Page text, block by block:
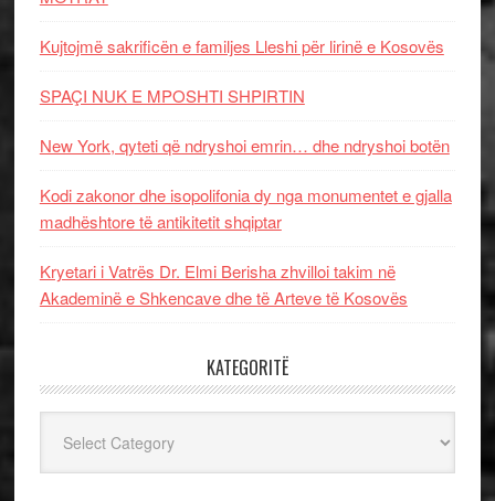
Kujtojmë sakrificën e familjes Lleshi për lirinë e Kosovës
SPAÇI NUK E MPOSHTI SHPIRTIN
New York, qyteti që ndryshoi emrin… dhe ndryshoi botën
Kodi zakonor dhe isopolifonia dy nga monumentet e gjalla
madhështore të antikitetit shqiptar
Kryetari i Vatrës Dr. Elmi Berisha zhvilloi takim në
Akademinë e Shkencave dhe të Arteve të Kosovës
KATEGORITË